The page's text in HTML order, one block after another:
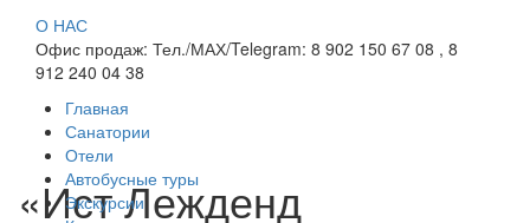
О НАС
Офис продаж: Тел./МАХ/Telegram: 8 902 150 67 08 , 8
912 240 04 38
Главная
Санатории
Отели
Автобусные туры
Экскурсии
«Ист Лежденд